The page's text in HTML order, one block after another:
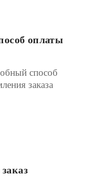
оплаты
способ
заказа